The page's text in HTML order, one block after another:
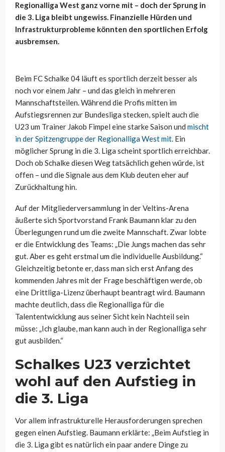
Regionalliga West ganz vorne mit – doch der Sprung in
die 3. Liga bleibt ungewiss. Finanzielle Hürden und
Infrastrukturprobleme könnten den sportlichen Erfolg
ausbremsen.
Beim FC Schalke 04 läuft es sportlich derzeit besser als
noch vor einem Jahr – und das gleich in mehreren
Mannschaftsteilen. Während die Profis mitten im
Aufstiegsrennen zur Bundesliga stecken, spielt auch die
U23 um Trainer Jakob Fimpel eine starke Saison und mischt
in der Spitzengruppe der Regionalliga West mit. Ein
möglicher Sprung in die 3. Liga scheint sportlich erreichbar.
Doch ob Schalke diesen Weg tatsächlich gehen würde, ist
offen – und die Signale aus dem Klub deuten eher auf
Zurückhaltung hin.
Auf der Mitgliederversammlung in der Veltins-Arena
äußerte sich Sportvorstand Frank Baumann klar zu den
Überlegungen rund um die zweite Mannschaft. Zwar lobte
er die Entwicklung des Teams: „Die Jungs machen das sehr
gut. Aber es geht erstmal um die individuelle Ausbildung.“
Gleichzeitig betonte er, dass man sich erst Anfang des
kommenden Jahres mit der Frage beschäftigen werde, ob
eine Drittliga-Lizenz überhaupt beantragt wird. Baumann
machte deutlich, dass die Regionalliga für die
Talententwicklung aus seiner Sicht kein Nachteil sein
müsse: „Ich glaube, man kann auch in der Regionalliga sehr
gut ausbilden.“
Schalkes U23 verzichtet
wohl auf den Aufstieg in
die 3. Liga
Vor allem infrastrukturelle Herausforderungen sprechen
gegen einen Aufstieg. Baumann erklärte: „Beim Aufstieg in
die 3. Liga gibt es natürlich ein paar andere Dinge zu